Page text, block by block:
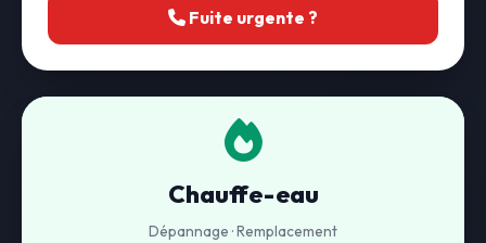
Fuite urgente ?
Chauffe-eau
Dépannage · Remplacement